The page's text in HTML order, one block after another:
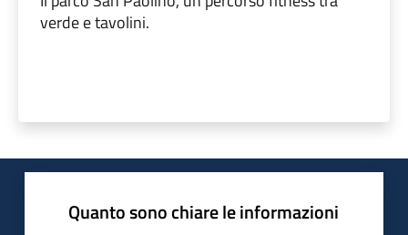
verde e tavolini.
Quanto sono chiare le informazioni